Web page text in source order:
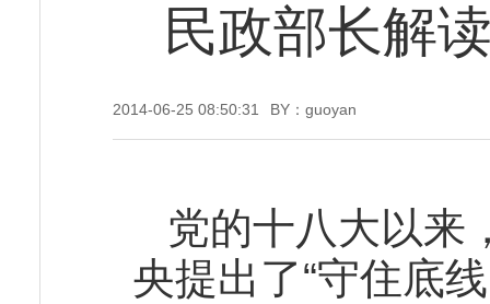
民政部长解
2014-06-25 08:50:31 BY：guoyan
党的十八大以来
央提出了“守住底